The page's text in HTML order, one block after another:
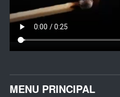
MENU PRINCIPAL